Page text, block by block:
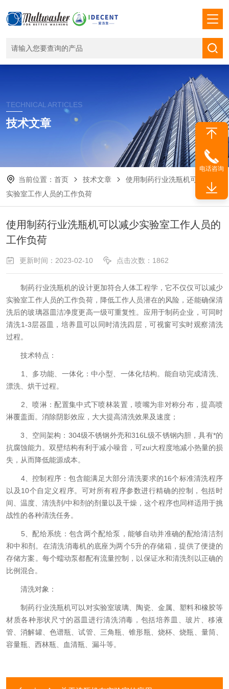
TECHNICAL ARTICLES
技术文章
当前位置： 首页 技术文章
使用制药行业洗瓶机可以减少
实验室工作人员的工作负荷
使用制药行业洗瓶机可以减少实验室工作人员的
工作负荷
更新时间：2023-02-10 点击次数：1862
制药行业洗瓶机的设计更加符合人体工程学，它不仅仅可以减少
实验室工作人员的工作负荷，降低工作人员潜在的风险，还能确保清
洗后的玻璃器皿洁净度更高一级可重复性。应用于制药企业，可同时
清洗1-3层器皿，培养皿可以同时清洗四层，可视窗可实时观察清洗
过程。
技术特点：
1、多功能、一体化：中小型、一体化结构。能自动完成清洗、
漂洗、烘干过程。
2、喷淋：配置集中式下喷林装置，喷嘴为非对称分布，提高喷
淋覆盖面。消除阴影效应，大大提高清洗效果及速度；
3、空间架构：304级不锈钢外壳和316L级不锈钢内胆，具有*的
抗腐蚀能力。双壁结构有利于减小噪音，可zui大程度地减小热量的损
失，从而降低能源成本。
4、控制程序：包含能满足大部分清洗要求的16个标准清洗程序
以及10个自定义程序。可对所有程序参数进行精确的控制，包括时
间、温度、清洗剂/中和剂的剂量以及干燥，这个程序也同样适用于挑
战性的各种清洗任务。
5、配给系统：包含两个配给泵，能够自动并准确的配给清洁剂
和中和剂。在清洗消毒机的底座为两个5升的存储箱，提供了便捷的
存储方案。每个蠕动泵都配有流量控制，以保证水和清洗剂以正确的
比例混合。
清洗对象：
制药行业洗瓶机可以对实验室玻璃、陶瓷、金属、塑料和橡胶等
材质各种形状尺寸的器皿进行清洗消毒，包括培养皿、玻片、移液
管、消解罐、色谱瓶、试管、三角瓶、锥形瓶、烧杯、烧瓶、量筒、
容量瓶、西林瓶、血清瓶、漏斗等。
电话咨询